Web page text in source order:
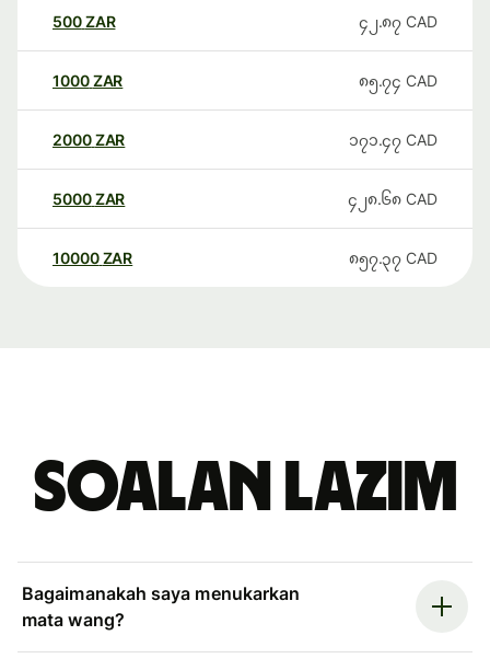
500ZAR ၄၂.၈၇ CAD
1000ZAR ၈၅.၇၄ CAD
2000ZAR ၁၇၁.၄၇ CAD
5000ZAR ၄၂၈.၆၈ CAD
10000 ZAR ၈၅၇.၃၇ CAD
Soalan Lazim
Bagaimanakah saya menukarkan
mata wang?